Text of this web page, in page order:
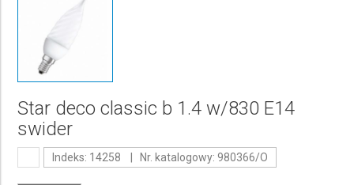
Star deco classic b 1.4 w/830 E14
swider
Indeks: 14258 | Nr. katalogowy: 980366/O